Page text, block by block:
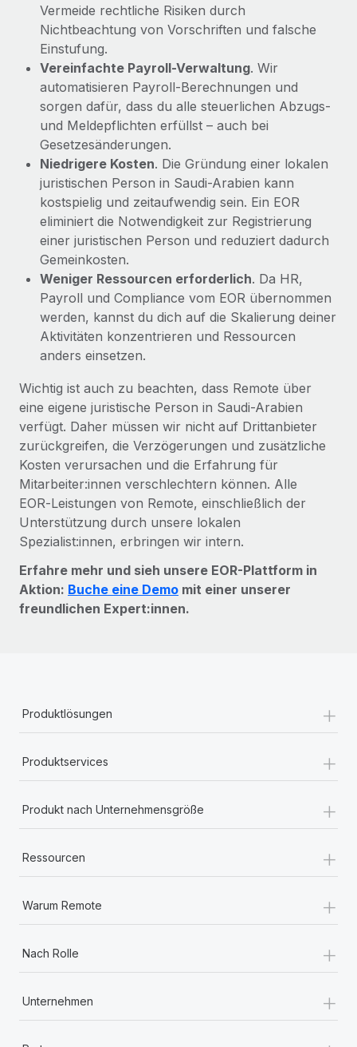
Vermeide rechtliche Risiken durch
Nichtbeachtung von Vorschriften und falsche
Einstufung.
Vereinfachte Payroll-Verwaltung. Wir
automatisieren Payroll-Berechnungen und
sorgen dafür, dass du alle steuerlichen Abzugs-
und Meldepflichten erfüllst – auch bei
Gesetzesänderungen.
Niedrigere Kosten. Die Gründung einer lokalen
juristischen Person in Saudi-Arabien kann
kostspielig und zeitaufwendig sein. Ein EOR
eliminiert die Notwendigkeit zur Registrierung
einer juristischen Person und reduziert dadurch
Gemeinkosten.
Weniger Ressourcen erforderlich. Da HR,
Payroll und Compliance vom EOR übernommen
werden, kannst du dich auf die Skalierung deiner
Aktivitäten konzentrieren und Ressourcen
anders einsetzen.
Wichtig ist auch zu beachten, dass Remote über
eine eigene juristische Person in Saudi-Arabien
verfügt. Daher müssen wir nicht auf Drittanbieter
zurückgreifen, die Verzögerungen und zusätzliche
Kosten verursachen und die Erfahrung für
Mitarbeiter:innen verschlechtern können. Alle
EOR‑Leistungen von Remote, einschließlich der
Unterstützung durch unsere lokalen
Spezialist:innen, erbringen wir intern.
Erfahre mehr und sieh unsere EOR-Plattform in
Aktion: Buche eine Demo mit einer unserer
freundlichen Expert:innen.
Produktlösungen +
Produktservices +
Produkt nach Unternehmensgröße +
Ressourcen +
Warum Remote +
Nach Rolle +
Unternehmen +